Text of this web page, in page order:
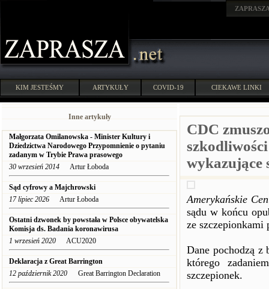
KIM JESTEŚMY ARTYKUŁY COVID-19 CIEKAWE LINKI
Inne artykuły
Małgorzata Omilanowska - Minister Kultury i
Dziedzictwa Narodowego Przypomnienie o pytaniu
zadanym w Trybie Prawa prasowego
30 wrzesień 2014 Artur Łoboda
Sąd cyfrowy a Majchrowski
17 lipiec 2026 Artur Łoboda
Ostatni dzwonek by powstała w Polsce obywatelska
Komisja ds. Badania koronawirusa
1 wrzesień 2020 ACU2020
Deklaracja z Great Barrington
12 październik 2020 Great Barrington Declaration
CDC
wykazujące
Amerykańskie
sądu w końcu
ze
Dane pochodzą z
którego
szczepionek.